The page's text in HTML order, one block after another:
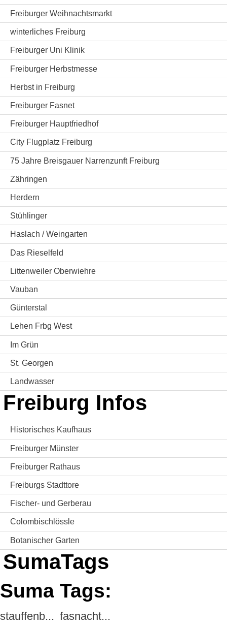
Freiburger Weihnachtsmarkt
winterliches Freiburg
Freiburger Uni Klinik
Freiburger Herbstmesse
Herbst in Freiburg
Freiburger Fasnet
Freiburger Hauptfriedhof
City Flugplatz Freiburg
75 Jahre Breisgauer Narrenzunft Freiburg
Zähringen
Herdern
Stühlinger
Haslach / Weingarten
Das Rieselfeld
Littenweiler Oberwiehre
Vauban
Günterstal
Lehen Frbg West
Im Grün
St. Georgen
Landwasser
Freiburg Infos
Historisches Kaufhaus
Freiburger Münster
Freiburger Rathaus
Freiburgs Stadttore
Fischer- und Gerberau
Colombischlössle
Botanischer Garten
SumaTags
Suma Tags:
stauffenb... fasnacht...